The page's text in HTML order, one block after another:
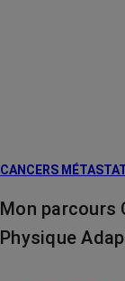
CANCERS
Mon parcours
Physique